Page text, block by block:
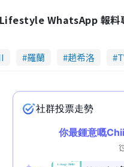
Lifestyle WhatsApp 報料
羅蘭 趙希洛